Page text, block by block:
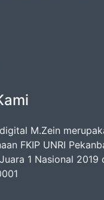
M.Zein
FKIP UNRI
1 Nasional 2019